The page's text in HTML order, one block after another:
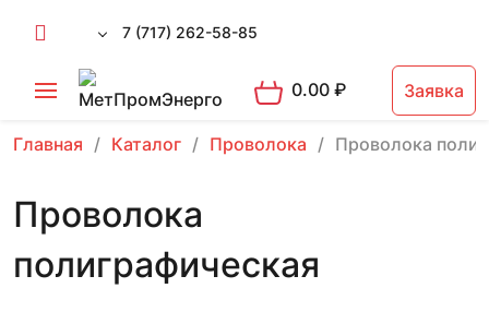
7 (717) 262-58-85
0.00₽ Заявка
Главная Каталог Проволока Проволока
Проволока
полиграфическая